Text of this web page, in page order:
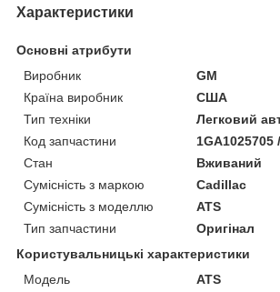
Характеристики
Основні атрибути
Виробник
GM
Країна виробник
США
Тип техніки
Легковий
Код запчастини
1GA1025705
Стан
Вживаний
Сумісність з маркою
Cadillac
Сумісність з моделлю
ATS
Тип запчастини
Оригінал
Користувальницькі характеристики
Модель
ATS